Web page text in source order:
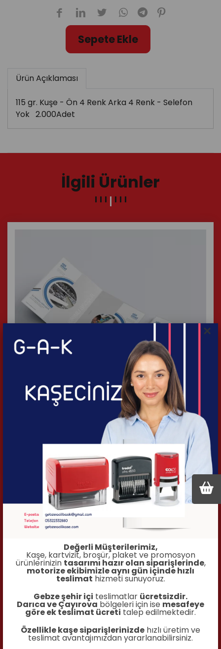
Değerli Müşterilerimiz,
Kaşe, kartvizit, broşür, plaket ve promosyon
ürünlerinizin tasarımı hazır olan siparişlerinde,
motorize ekibimizle aynı gün içinde hızlı
teslimat hizmeti sunuyoruz.
Gebze şehir içi teslimatlar ücretsizdir.
Darıca ve Çayırova bölgeleri için ise mesafeye
göre ek teslimat ücreti talep edilmektedir.
Özellikle kaşe siparişlerinizde hızlı üretim ve
teslimat avantajımızdan yararlanabilirsiniz.
×
Sepete Ekle
Ürün Açıklaması
115 gr. Kuşe - Ön 4 Renk Arka 4 Renk - Selefon
Yok 2.000Adet
İlgili Ürünler
115 gram A3 Broşür
İncele